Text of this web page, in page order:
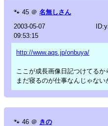
🐾 45 ＠ 名無しさん
2003-05-07
09:53:15
http://www.aqs.jp/onbuya/
ここが成長画像日記つけてるか
まだ寝るのが仕事なんじゃない
🐾 46 ＠ きの